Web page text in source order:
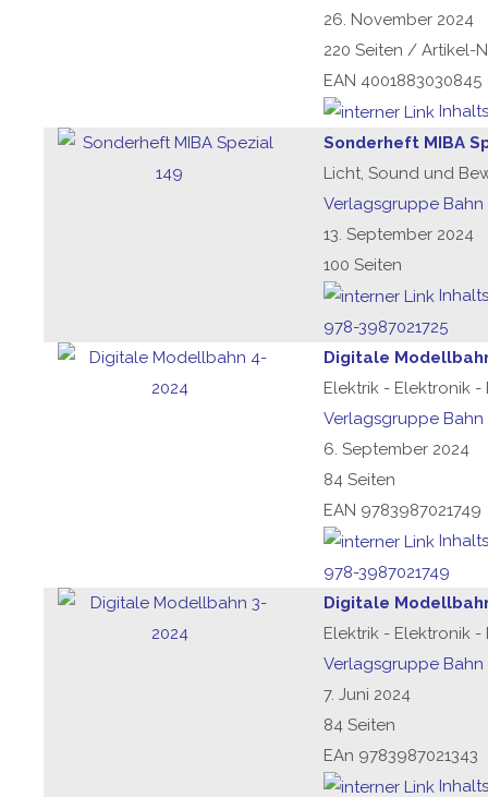
26. November 2024
220 Seiten / Artikel-
EAN 4001883030845
Sonderheft MIBA
Licht, Sound und
Verlagsgruppe Bahn
13. September 2024
100 Seiten
978-3987021725
Digitale
Elektrik - Elektronik
Verlagsgruppe Bahn
6. September 2024
84 Seiten
EAN 9783987021749
978-3987021749
Digitale
Elektrik - Elektronik
Verlagsgruppe Bahn
7. Juni 2024
84 Seiten
EAn 9783987021343